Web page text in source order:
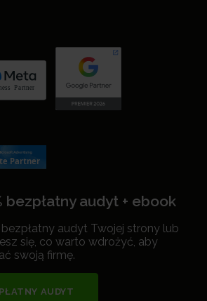
bezpłatny audyt + ebook
audyt Twojej strony lub
się, co warto wdrożyć, aby
swoją firmę.
AUDYT